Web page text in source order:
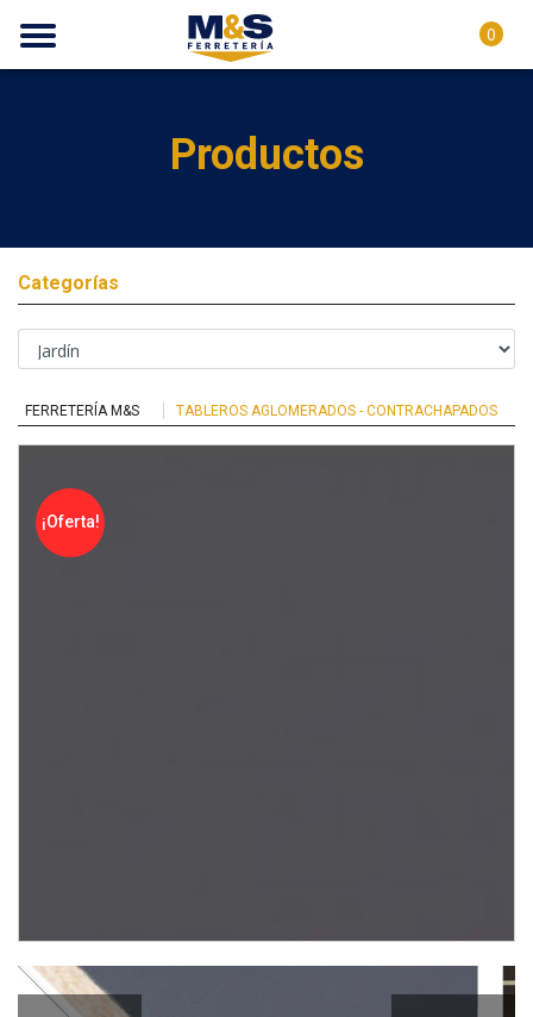
0
Productos
Categorías
FERRETERÍA M&S TABLEROS AGLOMERADOS - CONTRACHAPADOS
¡Oferta!